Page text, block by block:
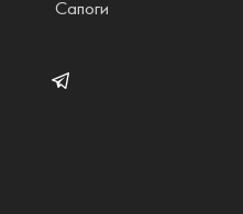
Сапоги